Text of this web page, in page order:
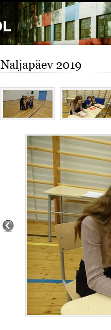
Naljapäev 2019